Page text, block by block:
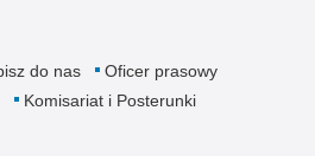
do nas
Oficer prasowy
Komisariat i Posterunki